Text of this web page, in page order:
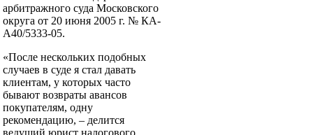
арбитражного суда Московского
округа от 20 июня 2005 г. № КА-
А40/5333-05.
«После нескольких подобных
случаев в суде я стал давать
клиентам, у которых часто
бывают возвраты авансов
покупателям, одну
рекомендацию, – делится
ведущий юрист налогового